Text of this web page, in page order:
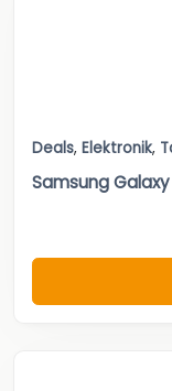
Deals, Elektronik,
Samsung